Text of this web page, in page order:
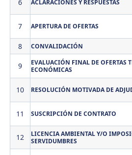
6 ACLARACIONES Y RESPUESTAS
7 APERTURA DE OFERTAS
8 CONVALIDACIÓN
9
EVALUACIÓN FINAL DE OFERTAS
ECONÓMICAS
10 RESOLUCIÓN MOTIVADA DE
11 SUSCRIPCIÓN DE CONTRATO
12
LICENCIA AMBIENTAL Y/O
SERVIDUMBRES